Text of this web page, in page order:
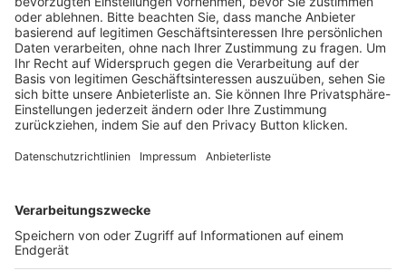
BFV-Geschäftsstellen
Trainerbörse
Login SpielPlus
FOLGE DEM BFV
TOP-VEREINE